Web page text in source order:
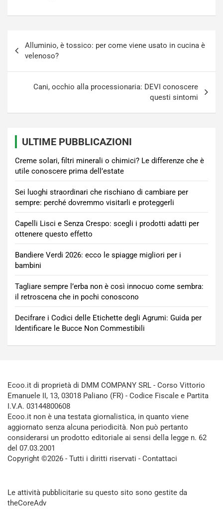
articoli
Alluminio, è tossico: per come viene usato in cucina è
velenoso?
Cani, occhio alla processionaria: DEVI conoscere
questi sintomi
ULTIME PUBBLICAZIONI
Creme solari, filtri minerali o chimici? Le differenze che è
utile conoscere prima dell’estate
Sei luoghi straordinari che rischiano di cambiare per
sempre: perché dovremmo visitarli e proteggerli
Capelli Lisci e Senza Crespo: scegli i prodotti adatti per
ottenere questo effetto
Bandiere Verdi 2026: ecco le spiagge migliori per i
bambini
Tagliare sempre l’erba non è così innocuo come sembra:
il retroscena che in pochi conoscono
Decifrare i Codici delle Etichette degli Agrumi: Guida per
Identificare le Bucce Non Commestibili
Ecoo.it di proprietà di DMM COMPANY SRL - Corso Vittorio
Emanuele II, 13, 03018 Paliano (FR) - Codice Fiscale e Partita
I.V.A. 03144800608
Ecoo.it non è una testata giornalistica, in quanto viene
aggiornato senza alcuna periodicità. Non può pertanto
considerarsi un prodotto editoriale ai sensi della legge n. 62
del 07.03.2001
Copyright ©2026 - Tutti i diritti riservati - Contattaci
Le attività pubblicitarie su questo sito sono gestite da
theCoreAdv